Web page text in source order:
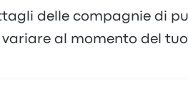
delle compagnie di
al momento del